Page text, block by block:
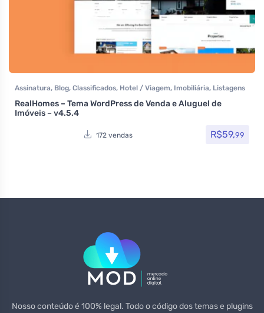
Assinatura, Blog, Classificados, Hotel / Viagem, Imobiliária, Listagens
e diretórios
Reservas e Aluguel Temas , Themeforest
RealHomes – Tema WordPress de Venda e Aluguel de
Imóveis – v4.5.4
172 vendas R$59,99
Nosso conteúdo é 100% legal. Todo o código dos temas e plugins